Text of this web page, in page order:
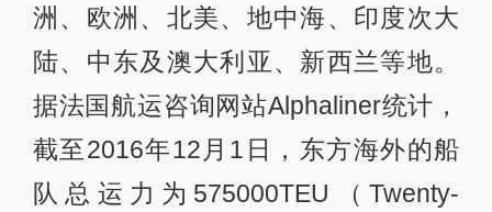
洲、欧洲、北美、地中海、印度次大
陆、中东及澳大利亚、新西兰等地。
据法国航运咨询网站Alphaliner统计，
截至2016年12月1日，东方海外的船
队总运力为575000TEU（Twenty-